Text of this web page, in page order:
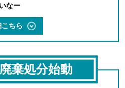
なー
ちら
棄処分始動